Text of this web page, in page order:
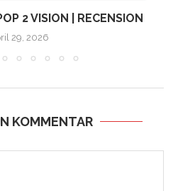
2 VISION | RECENSION
29, 2026
KOMMENTAR